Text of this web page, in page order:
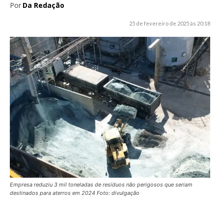
Por Da Redação
25 de fevereiro de 2025 às 20:18
Empresa reduziu 3 mil toneladas de resíduos não perigosos que seriam
destinados para aterros em 2024 Foto: divulgação